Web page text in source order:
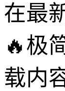
在最
🔥极
载内